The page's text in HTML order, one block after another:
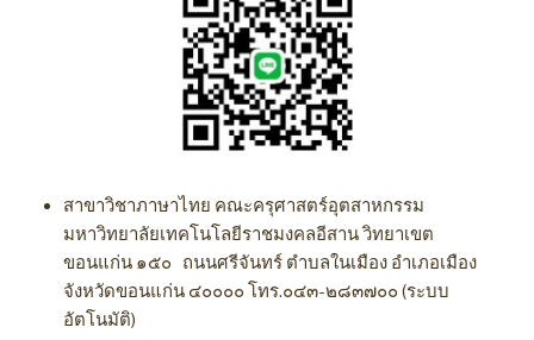
สาขาวิชาภาษาไทย คณะครุศาสตร์อุตสาหกรรม
มหาวิทยาลัยเทคโนโลยีราชมงคลอีสาน วิทยาเขต
ขอนแก่น ๑๕๐ ถนนศรีจันทร์ ตำบลในเมือง อำเภอเมือง
จังหวัดขอนแก่น ๔๐๐๐๐ โทร.๐๔๓-๒๘๓๗๐๐ (ระบบ
อัตโนมัติ)